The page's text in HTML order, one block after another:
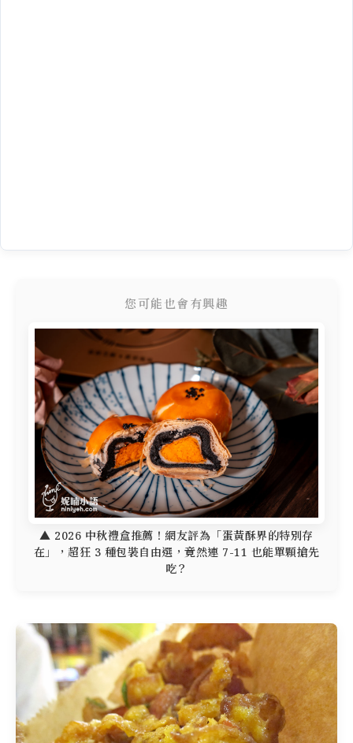
您可能也會有興趣
▲ 2026 中秋禮盒推薦！網友評為「蛋黃酥界的特別存
在」，超狂 3 種包裝自由選，竟然連 7-11 也能單顆搶先
吃？